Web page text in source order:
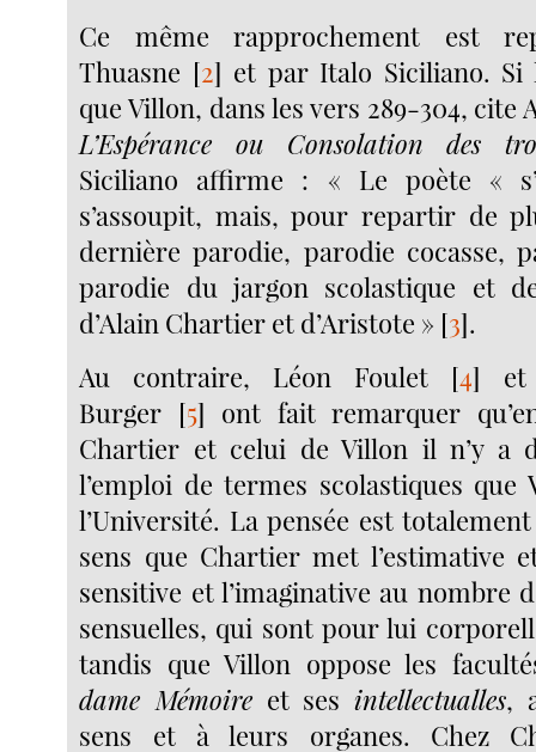
Ce même rapprochement est
Thuasne [2] et par Italo Siciliano.
que Villon, dans les vers 289-304, cite
L’Espérance ou Consolation des
Siciliano affirme : « Le poète «
s’assoupit, mais, pour repartir de
dernière parodie, parodie cocasse,
parodie du jargon scolastique et
d’Alain Chartier et d’Aristote » [3].
Au contraire, Léon Foulet [4] et
Burger [5] ont fait remarquer
Chartier et celui de Villon il n’y a
l’emploi de termes scolastiques
l’Université. La pensée est
sens que Chartier met l’estimative
sensitive et l’imaginative au nombre
sensuelles, qui sont pour lui
tandis que Villon oppose les
dame Mémoireet sesintellectualles,
sens et à leurs organes. Chez